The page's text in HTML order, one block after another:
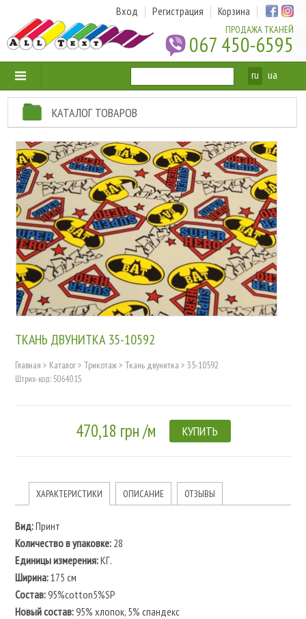
ПРОДАЖА ТКАНЕЙ
067 450-6595
Вход Регистрация Корзина
ru ua
КАТАЛОГ ТОВАРОВ
ТКАНЬ ДВУНИТКА 35-10592
Главная > Каталог> Трикотаж> Ткань двунитка > 35-10592
Штрих-код: 5064015
470,18 грн /м КУПИТЬ
ХАРАКТЕРИСТИКИ ОПИСАНИЕ ОТЗЫВЫ
Вид:Принт
Количество в упаковке:28
Единицы измерения:КГ.
Ширина:175 см
Состав:95%cotton5%SP
Новый состав:95% хлопок, 5% спандекс